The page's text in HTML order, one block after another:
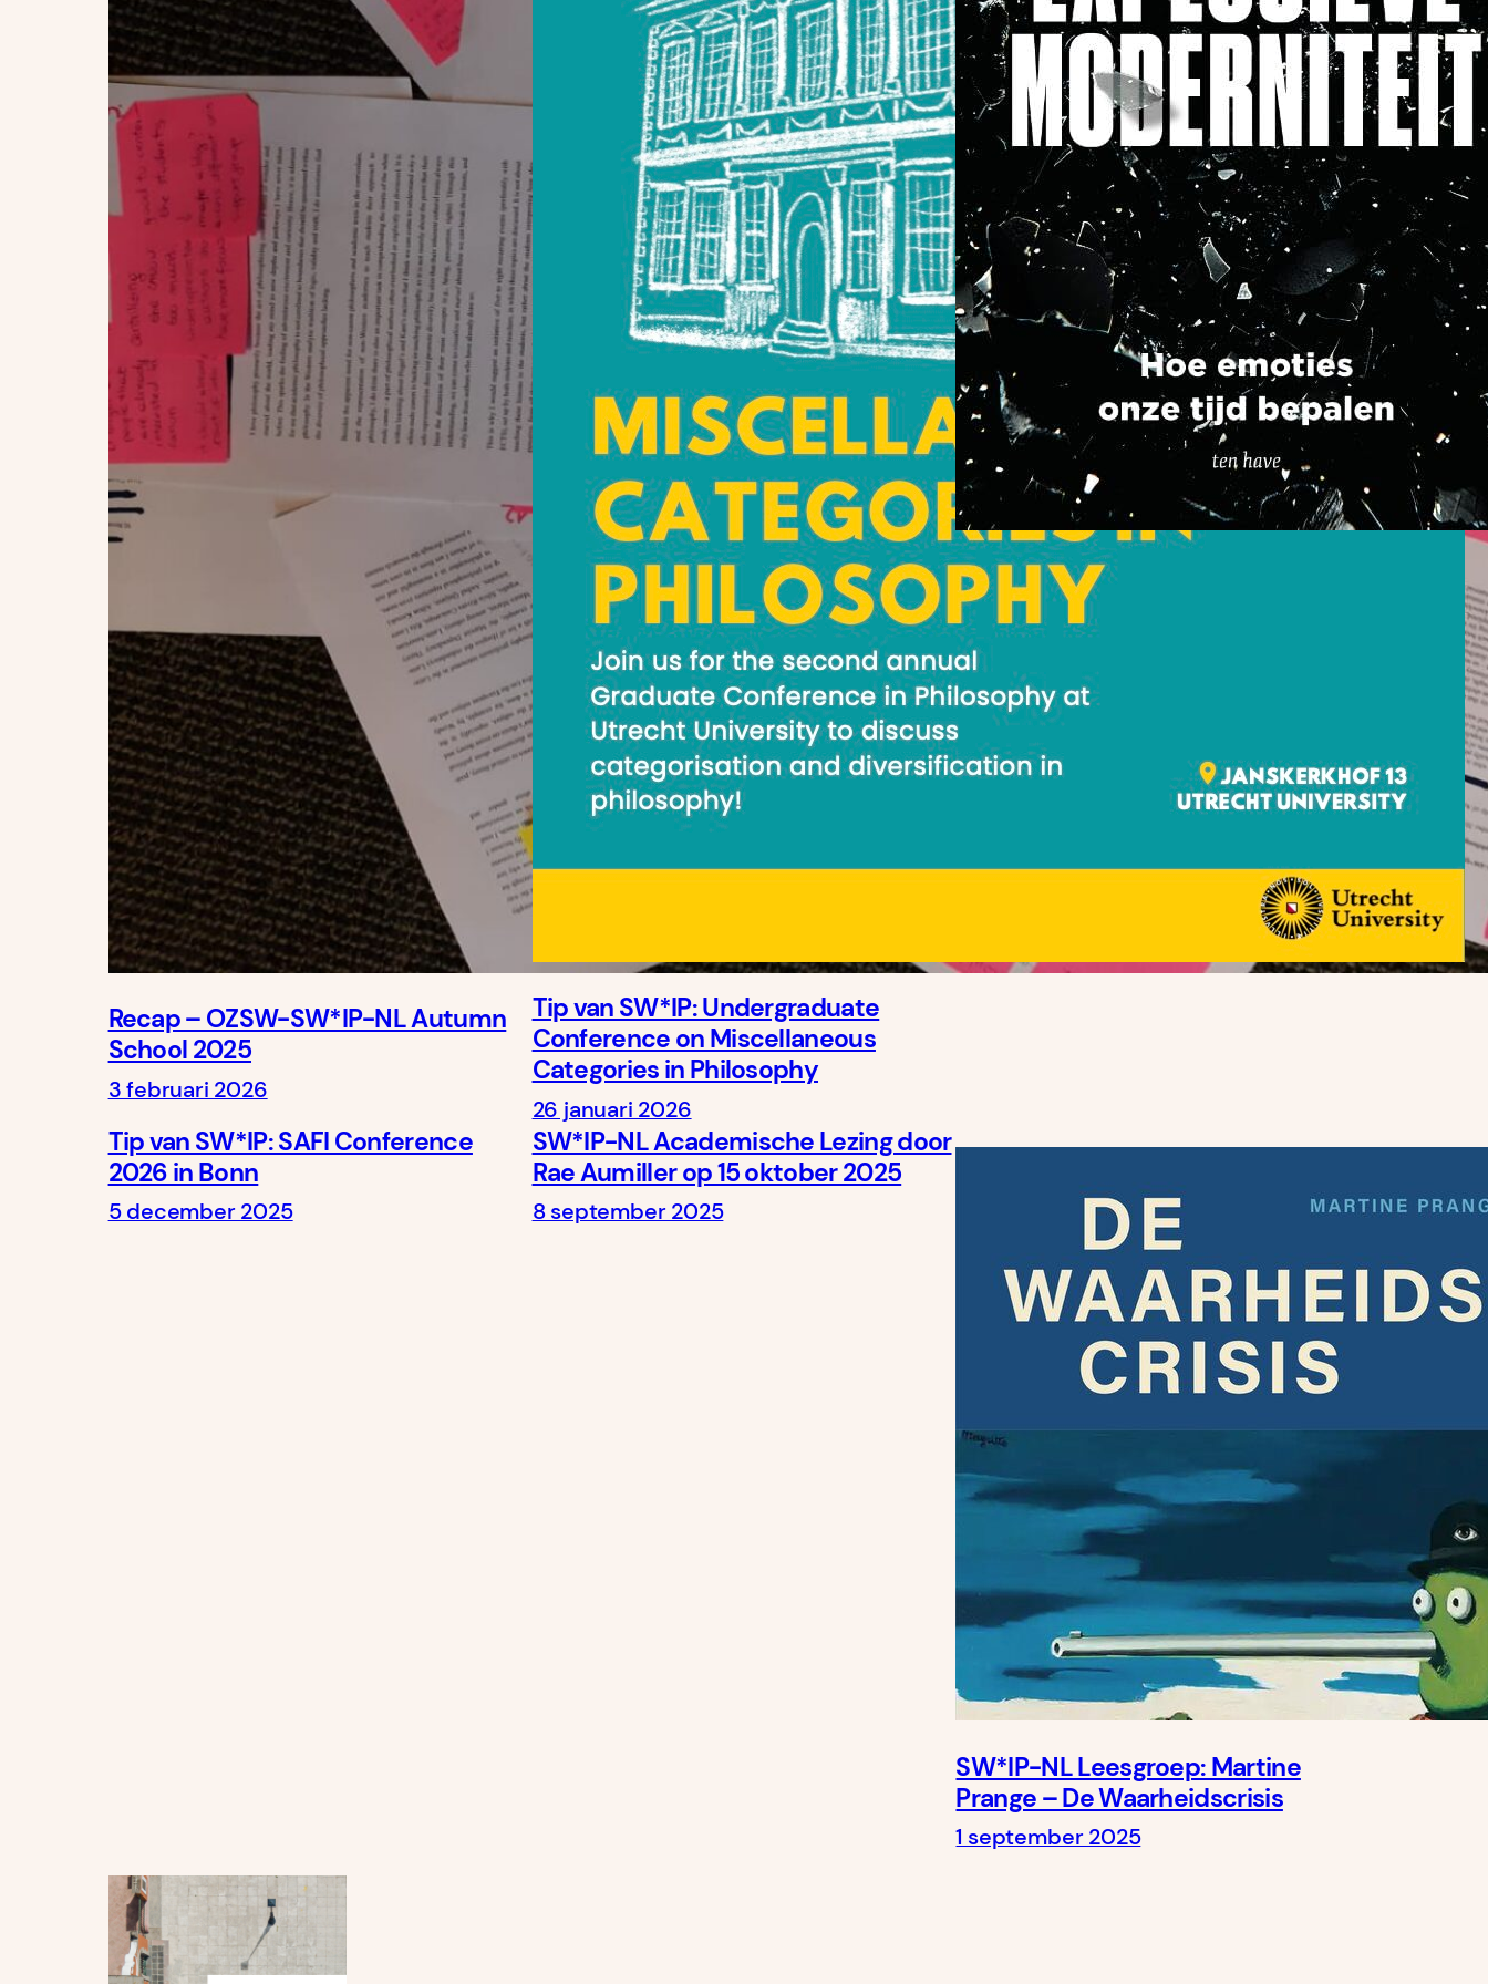
Recap – OZSW-SW*IP-NL Autumn
School 2025
3 februari 2026
Tip van SW*IP: Undergraduate
Conference on Miscellaneous
Categories in Philosophy
26 januari 2026
SW*IP-NL Leesgroep: Eva Illouz –
Explosieve moderniteit
5 december 2025
Tip van SW*IP: SAFI Conference
2026 in Bonn
5 december 2025
SW*IP-NL Academische Lezing door
Rae Aumiller op 15 oktober 2025
8 september 2025
SW*IP-NL Leesgroep: Martine
Prange – De Waarheidscrisis
1 september 2025